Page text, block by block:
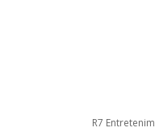
R7